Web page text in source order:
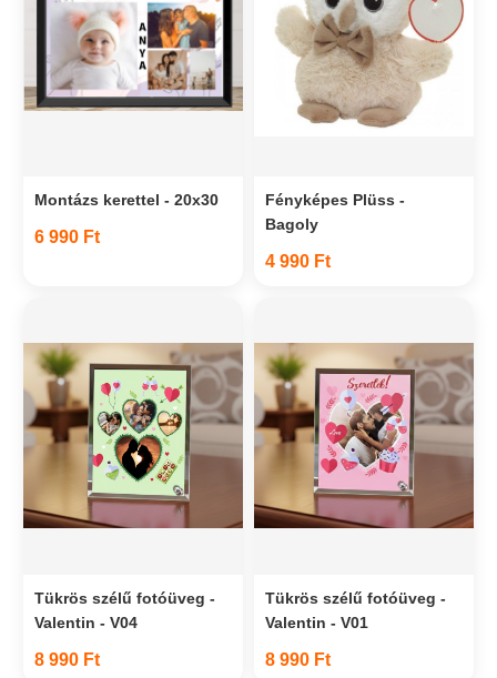
Montázs kerettel - 20x30
6 990 Ft
Fényképes Plüss -
Bagoly
4 990 Ft
Tükrös szélű fotóüveg -
Valentin - V04
8 990 Ft
Tükrös szélű fotóüveg -
Valentin - V01
8 990 Ft